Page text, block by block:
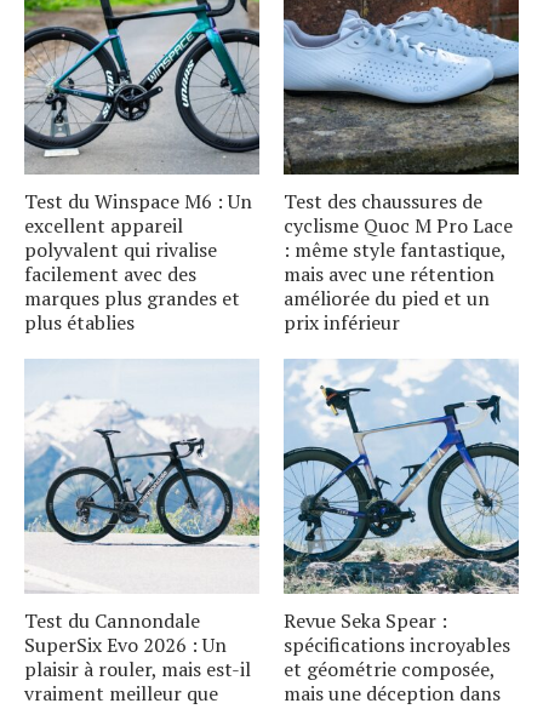
Test du Winspace M6 : Un
excellent appareil
polyvalent qui rivalise
facilement avec des
marques plus grandes et
plus établies
Test des chaussures de
cyclisme Quoc M Pro Lace
: même style fantastique,
mais avec une rétention
améliorée du pied et un
prix inférieur
Test du Cannondale
SuperSix Evo 2026 : Un
plaisir à rouler, mais est-il
vraiment meilleur que
Revue Seka Spear :
spécifications incroyables
et géométrie composée,
mais une déception dans